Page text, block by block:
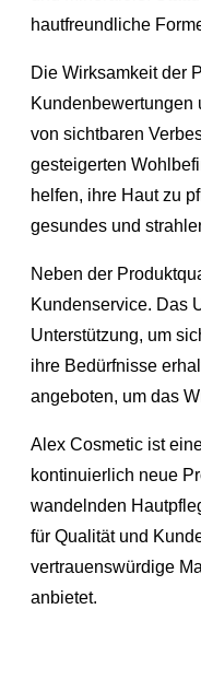
hautfreundliche
Die Wirksamkeit der
Kundenbewertungen
von sichtbaren
gesteigerten
helfen, ihre Haut zu
gesundes und
Neben der
Kundenservice. Das
Unterstützung, um
ihre Bedürfnisse
angeboten, um das
Alex Cosmetic ist
kontinuierlich neue
wandelnden
für Qualität und
vertrauenswürdige
anbietet.